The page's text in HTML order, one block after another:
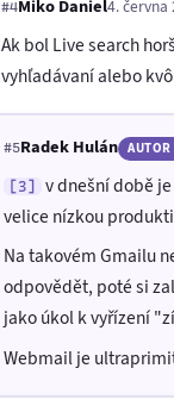
#4Miko Daniel4. června
Ak bol Live search
vyhľadávaní alebo
#5Radek Hulán AUTOR
[3]
v dnešní době
velice nízkou
Na takovém Gmailu
odpovědět, poté si
jako úkol k vyřízení
Webmail je